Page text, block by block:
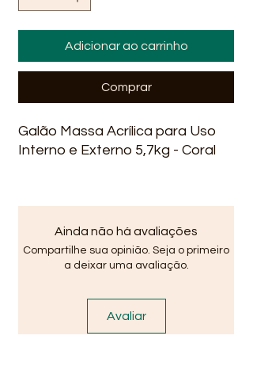
Adicionar ao carrinho
Comprar
Galão Massa Acrílica para Uso
Interno e Externo 5,7kg - Coral
Ainda não há avaliações
Compartilhe sua opinião. Seja o primeiro
a deixar uma avaliação.
Avaliar